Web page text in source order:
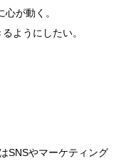
が動く。
ようにしたい。
SNSやマーケティング